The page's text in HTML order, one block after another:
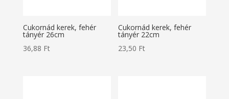
Cukornád kerek, fehér
tányér 26cm
36,88 Ft
Cukornád kerek, fehér
tányér 22cm
23,50 Ft